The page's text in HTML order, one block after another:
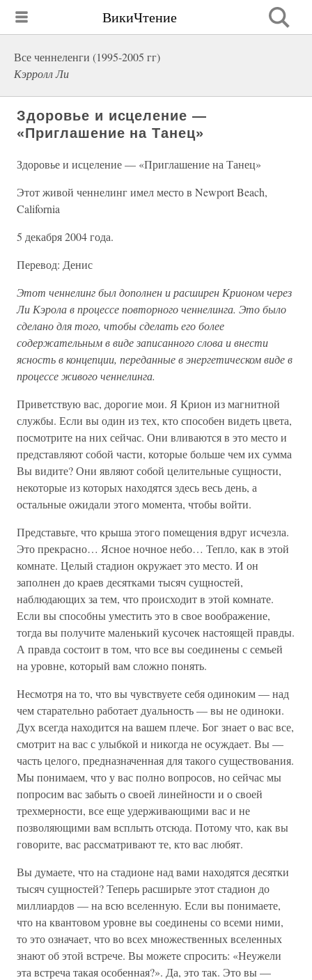
ВикиЧтение
Все ченнеленги (1995-2005 гг)
Кэрролл Ли
Здоровье и исцеление —
«Приглашение на Танец»
Здоровье и исцеление — «Приглашение на Танец»
Этот живой ченнелинг имел место в Newport Beach,
California
5 декабря 2004 года.
Перевод: Денис
Этот ченнелинг был дополнен и расширен Крионом через
Ли Кэрола в процессе повторного ченнелинга. Это было
сделано для того, чтобы сделать его более
содержательным в виде записанного слова и внести
ясность в концепции, переданные в энергетическом виде в
процессе живого ченнелинга.
Приветствую вас, дорогие мои. Я Крион из магнитной
службы. Если вы один из тех, кто способен видеть цвета,
посмотрите на них сейчас. Они вливаются в это место и
представляют собой части, которые больше чем их сумма
Вы видите? Они являют собой целительные сущности,
некоторые из которых находятся здесь весь день, а
остальные ожидали этого момента, чтобы войти.
Представьте, что крыша этого помещения вдруг исчезла.
Это прекрасно… Ясное ночное небо… Тепло, как в этой
комнате. Целый стадион окружает это место. И он
заполнен до краев десятками тысяч сущностей,
наблюдающих за тем, что происходит в этой комнате.
Если вы способны уместить это в свое воображение,
тогда вы получите маленький кусочек настоящей правды.
А правда состоит в том, что все вы соединены с семьей
на уровне, который вам сложно понять.
Несмотря на то, что вы чувствуете себя одиноким — над
чем старательно работает дуальность — вы не одиноки.
Дух всегда находится на вашем плече. Бог знает о вас все,
смотрит на вас с улыбкой и никогда не осуждает. Вы —
часть целого, предназначенная для такого существования.
Мы понимаем, что у вас полно вопросов, но сейчас мы
попросим вас забыть о своей линейности и о своей
трехмерности, все еще удерживающими вас и не
позволяющими вам всплыть отсюда. Потому что, как вы
говорите, вас рассматривают те, кто вас любят.
Вы думаете, что на стадионе над вами находятся десятки
тысяч сущностей? Теперь расширьте этот стадион до
миллиардов — на всю вселенную. Если вы понимаете,
что на квантовом уровне вы соединены со всеми ними,
то это означает, что во всех множественных вселенных
знают об этой встрече. Вы можете спросить: «Неужели
эта встреча такая особенная?». Да, это так. Это вы —